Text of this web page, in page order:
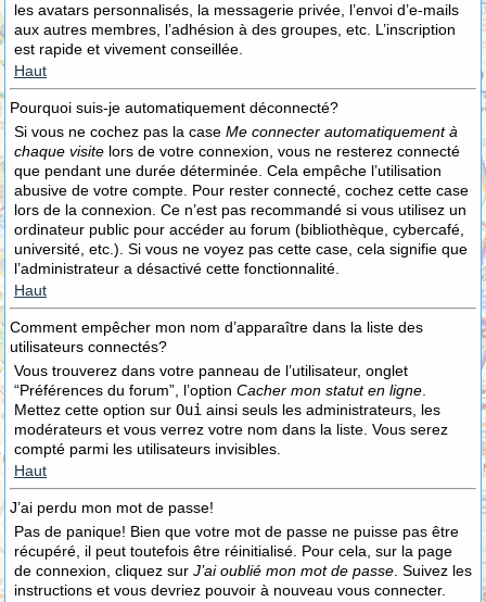
les avatars personnalisés, la messagerie privée, l’envoi d’e-mails
aux autres membres, l’adhésion à des groupes, etc. L’inscription
est rapide et vivement conseillée.
Haut
Pourquoi suis-je automatiquement déconnecté?
Si vous ne cochez pas la case Me connecter automatiquement à
chaque visite lors de votre connexion, vous ne resterez connecté
que pendant une durée déterminée. Cela empêche l’utilisation
abusive de votre compte. Pour rester connecté, cochez cette case
lors de la connexion. Ce n’est pas recommandé si vous utilisez un
ordinateur public pour accéder au forum (bibliothèque, cybercafé,
université, etc.). Si vous ne voyez pas cette case, cela signifie que
l’administrateur a désactivé cette fonctionnalité.
Haut
Comment empêcher mon nom d’apparaître dans la liste des
utilisateurs connectés?
Vous trouverez dans votre panneau de l’utilisateur, onglet
“Préférences du forum”, l’option Cacher mon statut en ligne
Mettez cette option sur Oui ainsi seuls les administrateurs, les
modérateurs et vous verrez votre nom dans la liste. Vous serez
compté parmi les utilisateurs invisibles.
Haut
J’ai perdu mon mot de passe!
Pas de panique! Bien que votre mot de passe ne puisse pas être
récupéré, il peut toutefois être réinitialisé. Pour cela, sur la page
de connexion, cliquez sur J’ai oublié mon mot de passe . Suivez les
instructions et vous devriez pouvoir à nouveau vous connecter.